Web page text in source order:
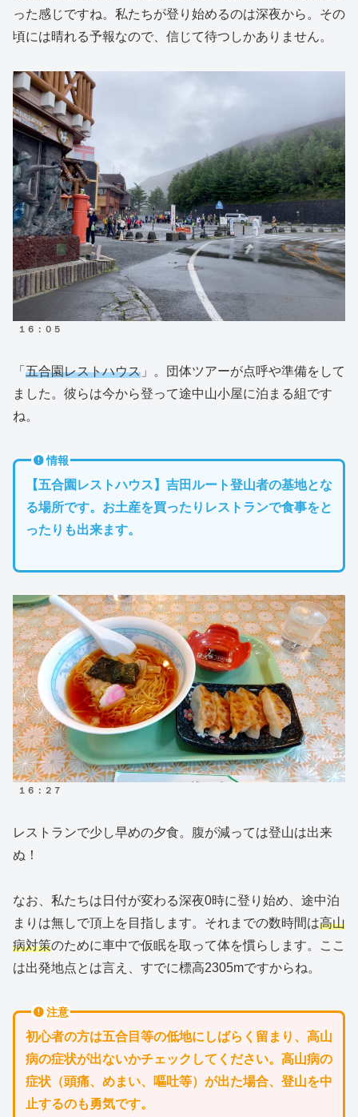
った感じですね。私たちが登り始めるのは深夜から。その
頃には晴れる予報なので、信じて待つしかありません。
１６：０５
「 五合園レストハウス 」。団体ツアーが点呼や準備をして
ました。彼らは今から登って途中山小屋に泊まる組です
ね。
情報
【五合園レストハウス】吉田ルート登山者の基地とな
る場所です。お土産を買ったりレストランで食事をと
ったりも出来ます。
１６：２７
レストランで少し早めの夕食。腹が減っては登山は出来
ぬ！
なお、私たちは日付が変わる深夜0時に登り始め、途中泊
まりは無しで頂上を目指します。それまでの数時間は高山
病対策のために車中で仮眠を取って体を慣らします。ここ
は出発地点とは言え、すでに標高2305mですからね。
注意
初心者の方は五合目等の低地にしばらく留まり、高山
病の症状が出ないかチェックしてください。高山病の
症状（頭痛、めまい、嘔吐等）が出た場合、登山を中
止するのも勇気です。